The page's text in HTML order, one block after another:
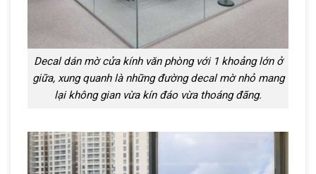
Decal dán mờ cửa kính văn phòng với 1 khoảng lớn ở
giữa, xung quanh là những đường decal mờ nhỏ mang
lại không gian vừa kín đáo vừa thoáng đãng.